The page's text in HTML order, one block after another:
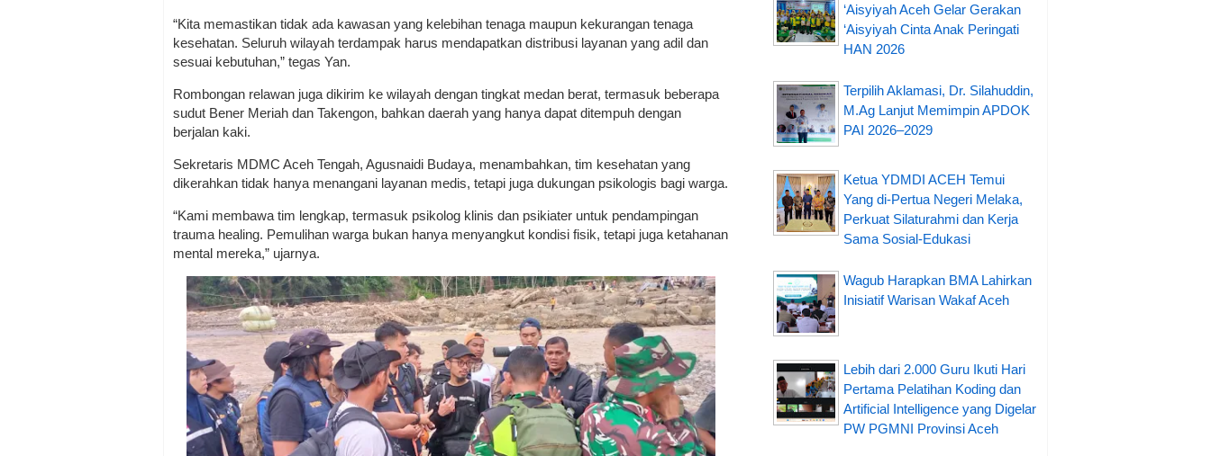
“Kita memastikan tidak ada kawasan yang kelebihan tenaga maupun kekurangan tenaga
kesehatan. Seluruh wilayah terdampak harus mendapatkan distribusi layanan yang adil dan
sesuai kebutuhan,” tegas Yan.
Rombongan relawan juga dikirim ke wilayah dengan tingkat medan berat, termasuk beberapa
sudut Bener Meriah dan Takengon, bahkan daerah yang hanya dapat ditempuh dengan
berjalan kaki.
Sekretaris MDMC Aceh Tengah, Agusnaidi Budaya, menambahkan, tim kesehatan yang
dikerahkan tidak hanya menangani layanan medis, tetapi juga dukungan psikologis bagi warga.
“Kami membawa tim lengkap, termasuk psikolog klinis dan psikiater untuk pendampingan
trauma healing. Pemulihan warga bukan hanya menyangkut kondisi fisik, tetapi juga ketahanan
mental mereka,” ujarnya.
‘Aisyiyah Aceh Gelar Gerakan
‘Aisyiyah Cinta Anak Peringati
HAN 2026
Terpilih Aklamasi, Dr. Silahuddin,
M.Ag Lanjut Memimpin APDOK
PAI 2026–2029
Ketua YDMDI ACEH Temui
Yang di-Pertua Negeri Melaka,
Perkuat Silaturahmi dan Kerja
Sama Sosial-Edukasi
Wagub Harapkan BMA Lahirkan
Inisiatif Warisan Wakaf Aceh
Lebih dari 2.000 Guru Ikuti Hari
Pertama Pelatihan Koding dan
Artificial Intelligence yang Digelar
PW PGMNI Provinsi Aceh